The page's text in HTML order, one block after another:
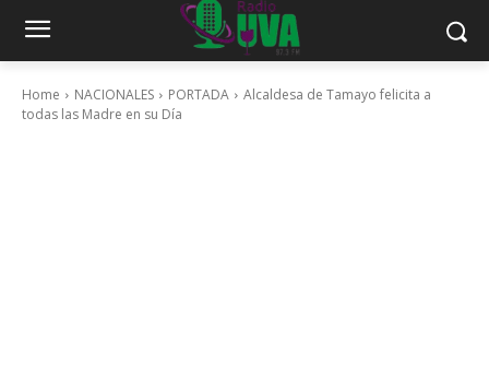
Home NACIONALES PORTADA
Alcaldesa de Tamayo felicita a
todas las Madre en su Día